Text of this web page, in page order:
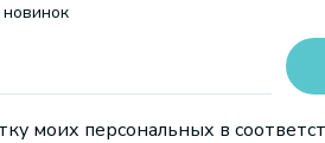
моих персональных в